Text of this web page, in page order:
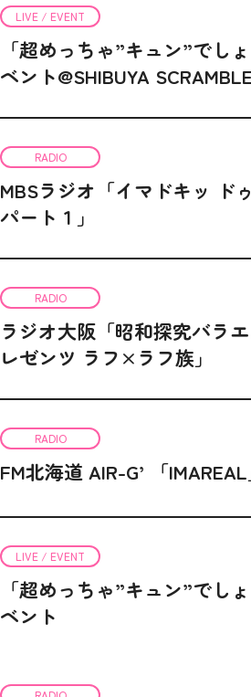
LIVE / EVENT
「超めっちゃ”キュン”でし
ベント@SHIBUYA
RADIO
MBSラジオ「イマドキッ ド
パート１」
RADIO
ラジオ大阪「昭和探究バラ
レゼンツ ラフ×ラフ族」
RADIO
FM北海道 AIR-G’ 「IMAREAL
LIVE / EVENT
「超めっちゃ”キュン”でし
ベント